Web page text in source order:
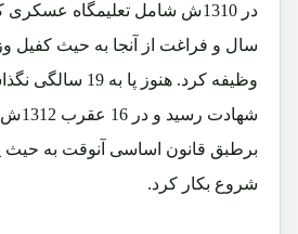
در 1310ش شامل تعلیمگاه
سال و فراغت از آنجا به حیث کفیل
وظیفه کرد. هنوز پا
برطبق قانون اساسی آنوقت به حیث
شروع بکار کرد.